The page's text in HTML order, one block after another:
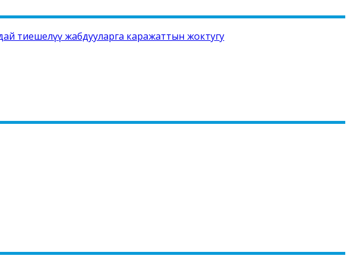
тиешелүү жабдууларга каражаттын жоктугу